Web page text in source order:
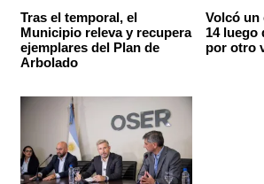
Tras el temporal, el
Municipio releva y recupera
ejemplares del Plan de
Arbolado
Volcó un
14 luego
por otro